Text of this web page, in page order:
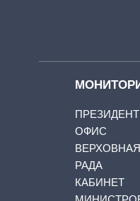
ОФИС
ВЕРХОВНАЯ
РАДА
КАБИНЕТ